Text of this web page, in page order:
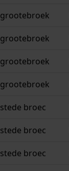
grootebroek
grootebroek
grootebroek
grootebroek
stede broec
stede broec
stede broec